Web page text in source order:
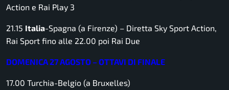
Action e Rai Play 3
21.15 Italia-Spagna (a Firenze) – Diretta Sky Sport Action,
Rai Sport fino alle 22.00 poi Rai Due
DOMENICA 27 AGOSTO – OTTAVI DI FINALE
17.00 Turchia-Belgio (a Bruxelles)